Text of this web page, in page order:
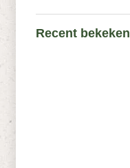
Recent bekeken